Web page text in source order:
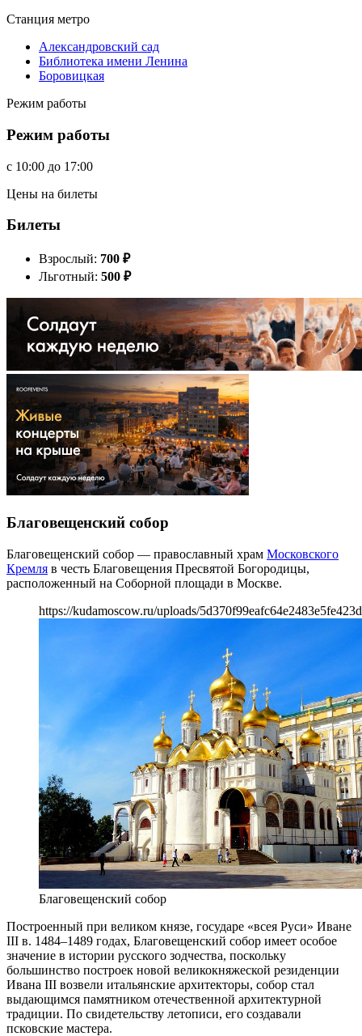
Станция метро
Александровский сад
Библиотека имени Ленина
Боровицкая
Режим работы
Режим работы
c 10:00 до 17:00
Цены на билеты
Билеты
Взрослый: 700 ₽
Льготный: 500 ₽
Благовещенский собор
Благовещенский собор — православный храм Московского
Кремля в честь Благовещения Пресвятой Богородицы,
расположенный на Соборной площади в Москве.
https://kudamoscow.ru/uploads/
Благовещенский собор
Построенный при великом князе, государе «всея Руси» Иване
III в. 1484–1489 годах, Благовещенский собор имеет особое
значение в истории русского зодчества, поскольку
большинство построек новой великокняжеской резиденции
Ивана III возвели итальянские архитекторы, собор стал
выдающимся памятником отечественной архитектурной
традиции. По свидетельству летописи, его создавали
псковские мастера.